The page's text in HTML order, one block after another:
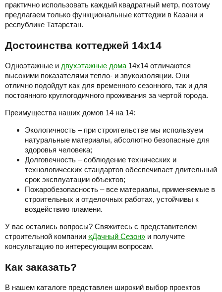
практично использовать каждый квадратный метр, поэтому
предлагаем только функциональные коттеджи в Казани и
республике Татарстан.
Достоинства коттеджей 14х14
Одноэтажные и двухэтажные дома 14х14 отличаются
высокими показателями тепло- и звукоизоляции. Они
отлично подойдут как для временного сезонного, так и для
постоянного круглогодичного проживания за чертой города.
Преимущества наших домов 14 на 14:
Экологичность – при строительстве мы используем
натуральные материалы, абсолютно безопасные для
здоровья человека;
Долговечность – соблюдение технических и
технологических стандартов обеспечивает длительный
срок эксплуатации объектов;
Пожаробезопасность – все материалы, применяемые в
строительных и отделочных работах, устойчивы к
воздействию пламени.
У вас остались вопросы? Свяжитесь с представителем
строительной компании «Дачный Сезон» и получите
консультацию по интересующим вопросам.
Как заказать?
В нашем каталоге представлен широкий выбор проектов